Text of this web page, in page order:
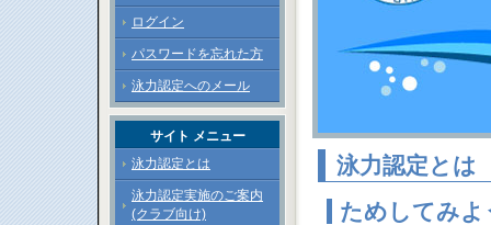
泳力認定とは
ためしてみよ
ログイン
パスワードを忘れた方
泳力認定へのメール
サイト メニュー
泳力認定とは
泳力認定実施のご案内
(クラブ向け)